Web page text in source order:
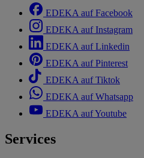
EDEKA auf Facebook
EDEKA auf Instagram
EDEKA auf Linkedin
EDEKA auf Pinterest
EDEKA auf Tiktok
EDEKA auf Whatsapp
EDEKA auf Youtube
Services